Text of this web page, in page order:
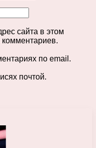
сайта в этом
по email.
почтой.